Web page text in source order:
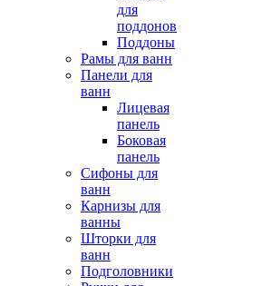
для
поддонов
Поддоны
Рамы для ванн
Панели для
ванн
Лицевая
панель
Боковая
панель
Сифоны для
ванн
Карнизы для
ванны
Шторки для
ванн
Подголовники